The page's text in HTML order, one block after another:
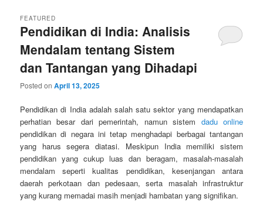
Pendidikan di India: Analisis
Mendalam tentang Sistem
dan Tantangan yang Dihadapi
FEATURED
Posted onApril 13, 2025
Pendidikan di India adalah salah satu sektor yang mendapatkan
perhatian besar dari pemerintah, namun sistem dadu online
pendidikan di negara ini tetap menghadapi berbagai tantangan
yang harus segera diatasi. Meskipun India memiliki sistem
pendidikan yang cukup luas dan beragam, masalah-masalah
mendalam seperti kualitas pendidikan, kesenjangan antara
daerah perkotaan dan pedesaan, serta masalah infrastruktur
yang kurang memadai masih menjadi hambatan yang signifikan.